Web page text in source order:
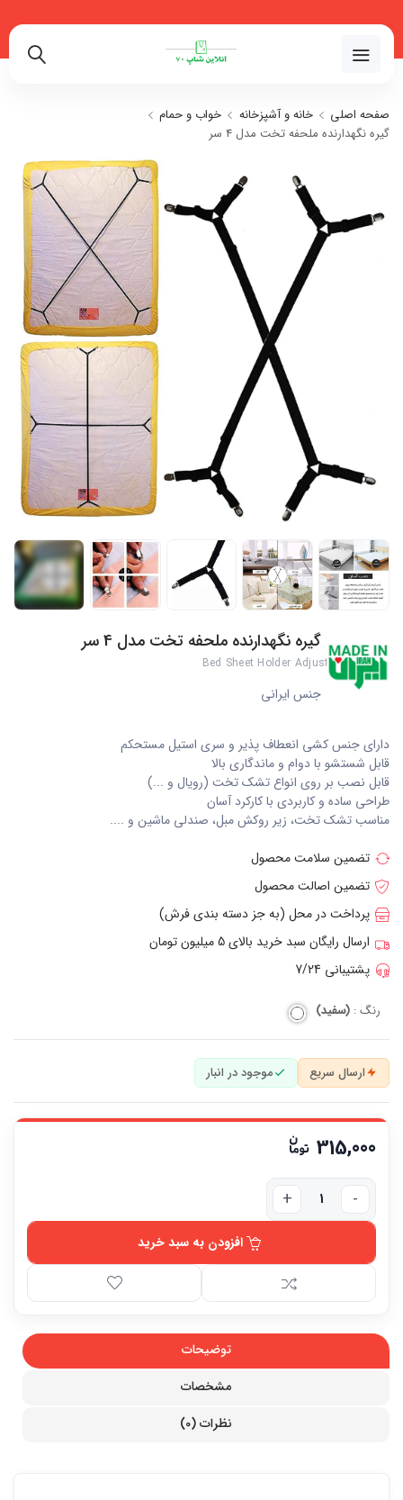
صفحه اصلی خانه و آشپزخانه
خواب و حمام
گیره نگهدارنده ملحفه تخت مدل 4 سر
گیره نگهدارنده ملحفه تخت مدل 4 سر
Bed Sheet Holder Adjustable Elastic
جنس ایرانی
دارای جنس کشی انعطاف پذیر و سری استیل مستحکم
قابل شستشو با دوام و ماندگاری بالا
قابل نصب بر روی انواع تشک تخت (رویال و ...)
طراحی ساده و کاربردی با کارکرد آسان
مناسب تشک تخت، زیر روکش مبل، صندلی ماشین و ....
تضمین سلامت محصول
تضمین اصالت محصول
پرداخت در محل (به جز دسته بندی فرش)
ارسال رایگان سبد خرید بالای 5 میلیون تومان
پشتیبانی 7/24
رنگ : (سفید)
ارسال سریع موجود در انبار
315,000
افزودن به سبد خرید
توضیحات
مشخصات
نظرات (0)